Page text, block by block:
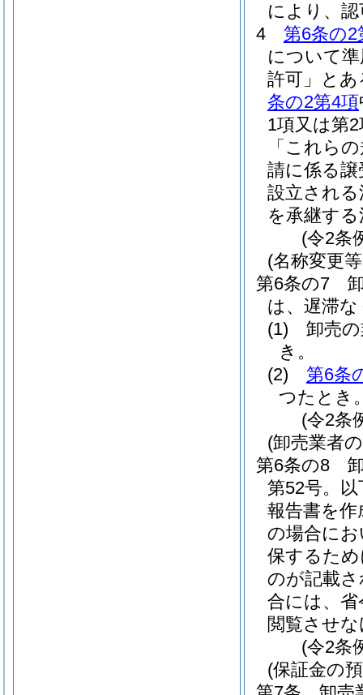
により、
4
第6条の2
について
許可」と
条の2第4項
1項又は第
「これら
請に係る
設立され
を承継す
(令2条
(名称変更
第6条の7
は、遅滞
(1)
卸売
き。
(2)
第6条
つたとき
(令2条
(卸売業者
第6条の8
第52号。
報告書を
の場合に
保するた
のが記載
合には、
閲覧させ
(令2条
(保証金の